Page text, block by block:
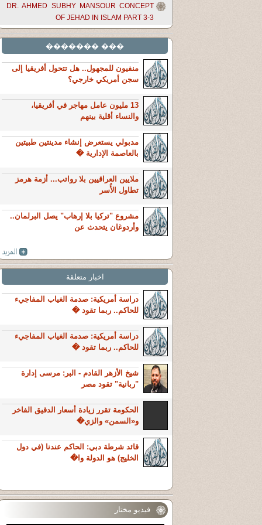
DR. AHMED SUBHY MANSOUR CONCEPT
OF JEHAD IN ISLAM PART 3-3
��� �������
منفيون للمجهول.. هل تتحول أفريقيا إلى
سجن أمريكي خارجي؟
13 مليون عامل مهاجر في أفريقيا،
والنساء أقلية بينهم
مدبولي يستعرض إنشاء مدينتين طبيتين
بالعاصمة الإدارية �
ملايين العراقيين بلا رواتب... أزمة هرمز
تطاول الأُسر
مشروع "تركيا بلا إرهاب" يصل البرلمان..
وأردوغان يتحدث عن
اخبار متعلقة
دراسة أمريكية: صدمة الغياب المفاجيء
للحاكم.. ربما تقود �
دراسة أمريكية: صدمة الغياب المفاجيء
للحاكم.. ربما تقود �
شيخ الأزهر القادم - البر: مرسى إدارة
"ربانية" تقود مصر
الحكومة تقرر زيادة أسعار الدقيق الفاخر
و«السمن» والزي�
قائد شرطة دبي: الحاكم عندنا (في دول
الخليج) هو الدولة وا�
فيديو مختار